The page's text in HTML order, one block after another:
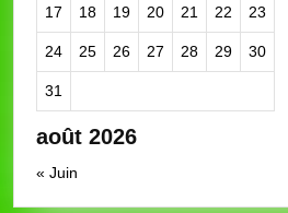
août 2026
17 18 19 20 21 22 23
24 25 26 27 28 29 30
31
« Juin